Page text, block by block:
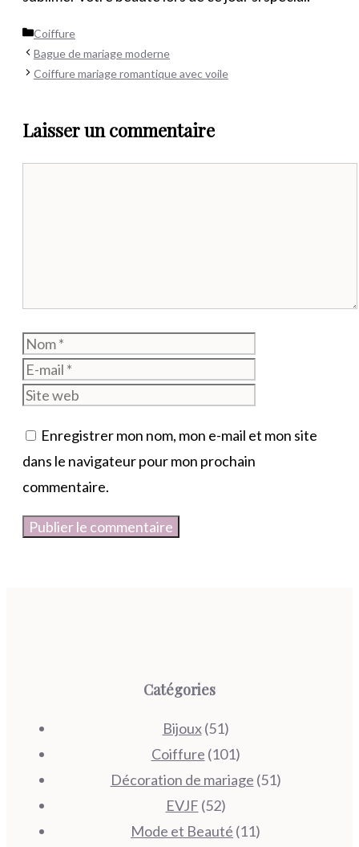
Catégories
Coiffure
Bague de mariage moderne
Coiffure mariage romantique avec voile
Laisser un commentaire
Nom
Enregistrer mon nom, mon e-mail et mon site
dans le navigateur pour mon prochain
commentaire.
Catégories
Bijoux(51)
Coiffure (101)
Décoration de mariage (51)
EVJF (52)
Mode et Beauté (11)